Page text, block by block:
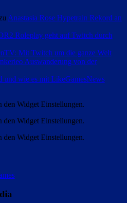
Anastasia Rose Hypetrain Rekord an
Roleplay geht auf Twitch durch
Mit Twitch um die ganze Welt
Auswanderung von der
und wie es mit LikeGamesNews
Widget Einstellungen.
Widget Einstellungen.
Widget Einstellungen.